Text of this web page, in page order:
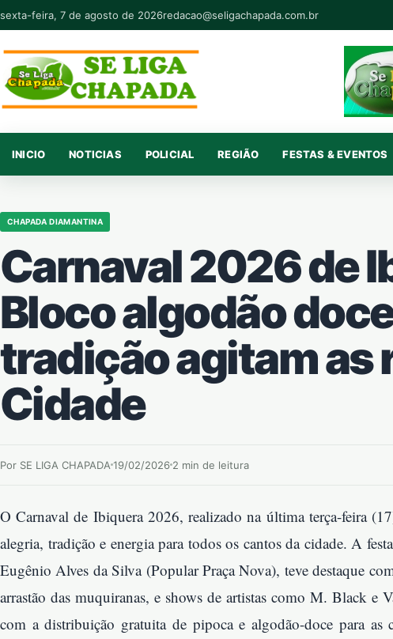
Pular para o conteúdo
sexta-feira, 7 de agosto de 2026redacao@seligachapada.com.br
INICIO NOTICIAS POLICIAL REGIÃO FESTAS & EVENTOS
CHAPADA DIAMANTINA
Carnaval 2026 de
Bloco algodão
tradição agitam as
Cidade
Por SE LIGA CHAPADA 19/02/2026 2 min de leitura
O Carnaval de Ibiquera 2026, realizado na última terça-feira
alegria, tradição e energia para todos os cantos da cidade. A
Eugênio Alves da Silva (Popular Praça Nova), teve destaque
arrastão das muquiranas, e shows de artistas como M. Black e
com a distribuição gratuita de pipoca e algodão-doce para as